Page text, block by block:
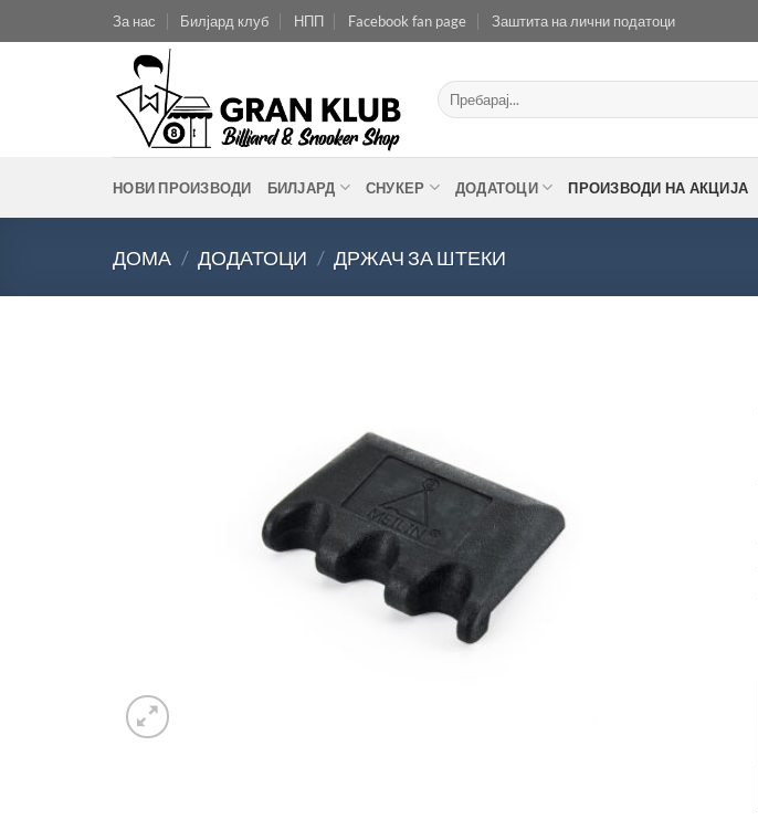
to
За нас Билјард клуб НПП Facebook fan page Заштита на лични податоци
Барај
за:
НОВИ ПРОИЗВОДИ БИЛЈАРД СНУКЕР ДОДАТОЦИ ПРОИЗВОДИ НА АКЦИЈА
ДОМА / ДОДАТОЦИ / ДРЖАЧ ЗА ШТЕКИ